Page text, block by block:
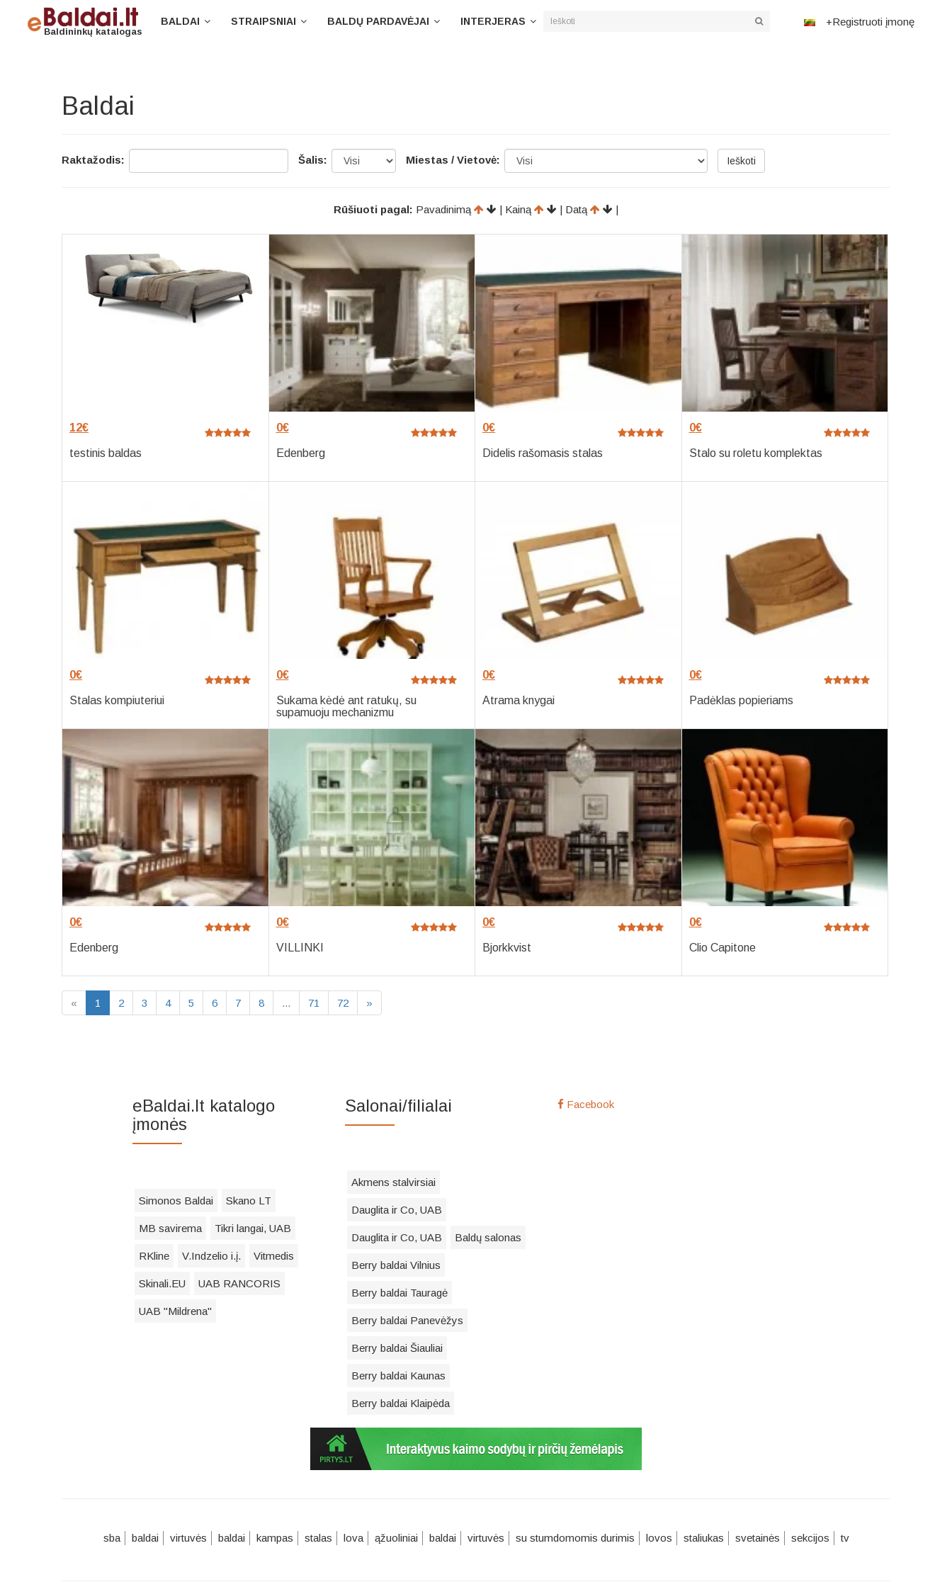
Baldininkų katalogas
BALDAI STRAIPSNIAI BALDŲ PARDAVĖJAI INTERJERAS +Registruoti įmonę
Baldai
Raktažodis: Šalis: Miestas / Vietovė: Ieškoti
Rūšiuoti pagal: Pavadinimą | Kainą | Datą |
12€
testinis baldas
0€
Edenberg
0€
Didelis rašomasis stalas
0€
Stalo su roletu komplektas
0€
Stalas kompiuteriui
0€
Sukama kėdė ant ratukų, su
supamuoju mechanizmu
0€
Atrama knygai
0€
Padėklas popieriams
0€
Edenberg
0€
VILLINKI
0€
Bjorkkvist
0€
Clio Capitone
« 1 2 3 4 5 6 7 8 ... 71 72 »
eBaldai.lt katalogo
įmonės
Simonos Baldai Skano LT
MB savirema Tikri langai, UAB
RKline V.Indzelio i.į. Vitmedis
Skinali.EU UAB RANCORIS
UAB "Mildrena"
Salonai/filialai
Akmens stalvirsiai
Dauglita ir Co, UAB
Dauglita ir Co, UAB Baldų salonas
Berry baldai Vilnius
Berry baldai Tauragė
Berry baldai Panevėžys
Berry baldai Šiauliai
Berry baldai Kaunas
Berry baldai Klaipėda
Facebook
sba baldai virtuvės baldai kampas stalas lova ąžuoliniai baldai virtuvės su stumdomomis durimis lovos staliukas svetainės sekcijos tv